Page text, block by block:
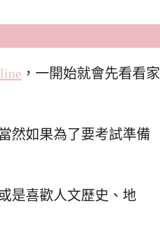
，一開始就會先看看家
然如果為了要考試準備
是喜歡人文歷史、地